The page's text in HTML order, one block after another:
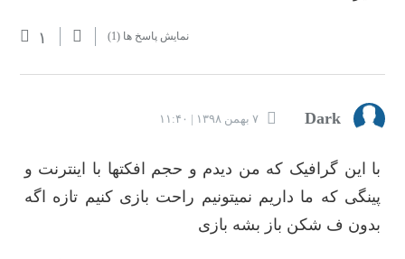
۱ نمایش پاسخ ها (1)
Dark ۷ بهمن ۱۳۹۸ | ۱۱:۴۰
با این گرافیک که من دیدم و حجم افکتها با اینترنت و
پینگی که ما داریم نمیتونیم راحت بازی کنیم تازه اگه
بدون ف شکن باز بشه بازی